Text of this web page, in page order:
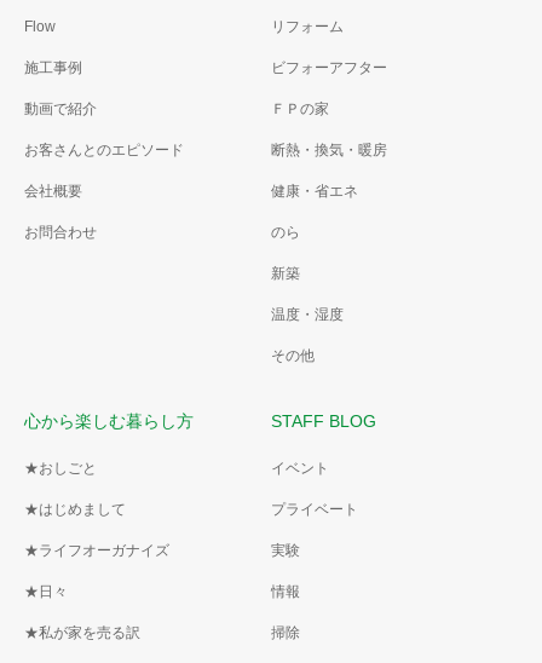
Flow
施工事例
動画で紹介
お客さんとのエピソード
会社概要
お問合わせ
リフォーム
ビフォーアフター
ＦＰの家
断熱・換気・暖房
健康・省エネ
のら
新築
温度・湿度
その他
心から楽しむ暮らし方
★おしごと
★はじめまして
★ライフオーガナイズ
★日々
★私が家を売る訳
STAFF BLOG
イベント
プライベート
実験
情報
掃除